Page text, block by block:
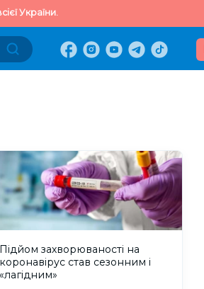
України.
Підйом захворюваності на
коронавірус став сезонним і
«лагідним»